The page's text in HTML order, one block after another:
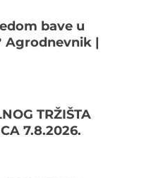
bave u
Agrodnevnik |
TRŽIŠTA
7.8.2026.